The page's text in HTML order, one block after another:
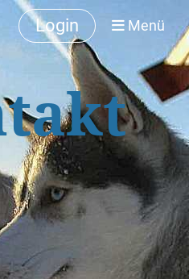
Login Menü